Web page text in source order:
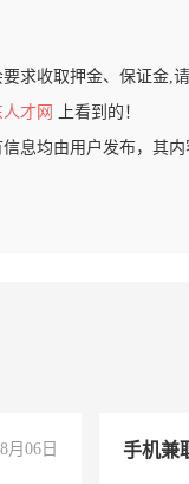
求收取押金、保证金,请
才网
上看到的！
息均由用户发布，其
月06日 手机兼